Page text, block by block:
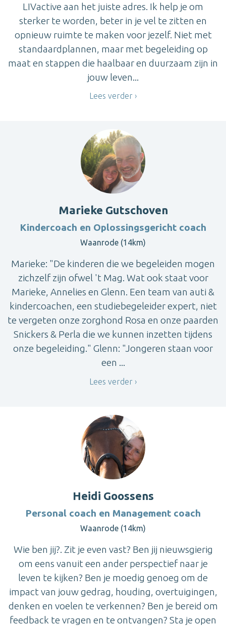
LIVactive aan het juiste adres. Ik help je om
sterker te worden, beter in je vel te zitten en
opnieuw ruimte te maken voor jezelf. Niet met
standaardplannen, maar met begeleiding op
maat en stappen die haalbaar en duurzaam zijn in
jouw leven...
Lees verder
Marieke Gutschoven
Kindercoach en Oplossingsgericht coach
Waanrode (14km)
Marieke: "De kinderen die we begeleiden mogen
zichzelf zijn ofwel 't Mag. Wat ook staat voor
Marieke, Annelies en Glenn. Een team van auti &
kindercoachen, een studiebegeleider expert, niet
te vergeten onze zorghond Rosa en onze paarden
Snickers & Perla die we kunnen inzetten tijdens
onze begeleiding." Glenn: "Jongeren staan voor
een ...
Lees verder
Heidi Goossens
Personal coach en Management coach
Waanrode (14km)
Wie ben jij?. Zit je even vast? Ben jij nieuwsgierig
om eens vanuit een ander perspectief naar je
leven te kijken? Ben je moedig genoeg om de
impact van jouw gedrag, houding, overtuigingen,
denken en voelen te verkennen? Ben je bereid om
feedback te vragen en te ontvangen? Sta je open